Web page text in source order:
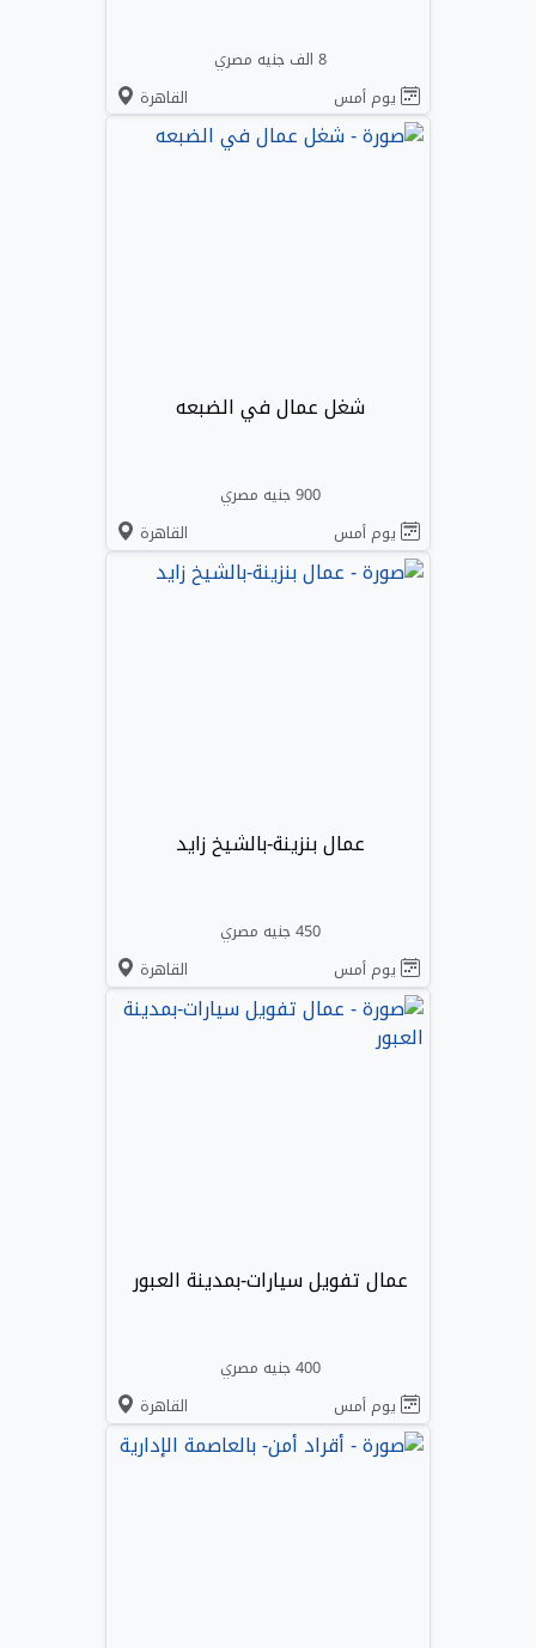
8 الف جنيه مصري
يوم أمس
القاهرة
شغل عمال في الضبعه
900 جنيه مصري
يوم أمس
القاهرة
عمال بنزينة-بالشيخ زايد
450 جنيه مصري
يوم أمس
القاهرة
عمال تفويل سيارات-بمدينة العبور
400 جنيه مصري
يوم أمس
القاهرة